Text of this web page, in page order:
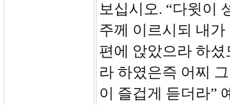
보십시오. “다윗이
주께 이르시되 내
편에 앉았으라 하
라 하였은즉 어찌
이 즐겁게 듣더라”